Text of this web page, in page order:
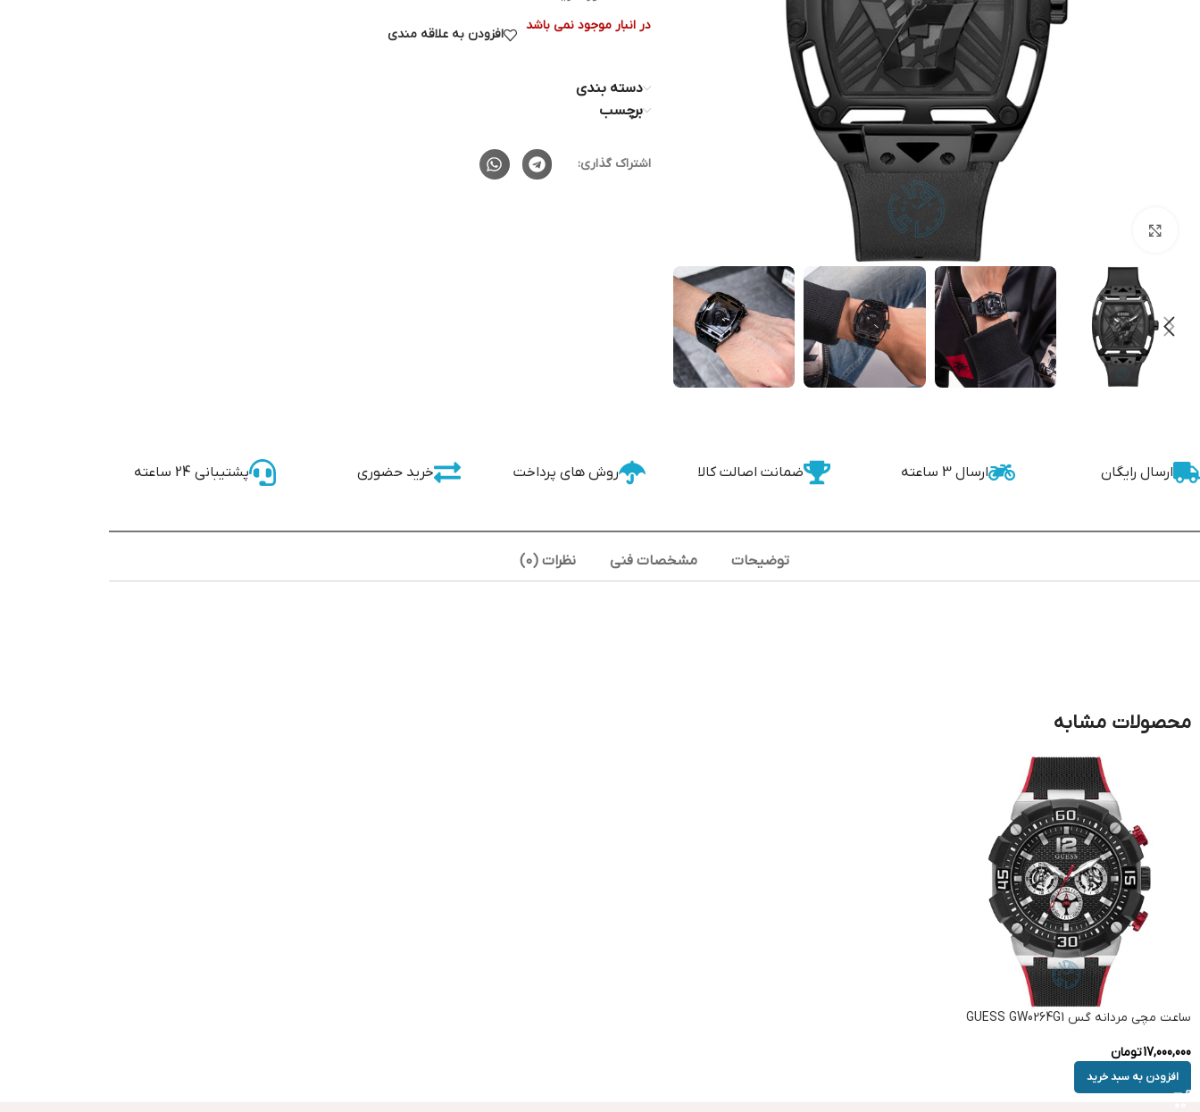
در انبار موجود نمی باشد
افزودن به علاقه مندی
دسته بندی
برچسب
اشتراک گذاری:
ارسال رایگان ارسال 3 ساعته ضمانت اصالت کالا روش های پرداخت خرید حضوری پشتیبانی 24 ساعته
توضیحات مشخصات فنی نظرات (0)
محصولات مشابه
ساعت مچی مردانه گس GUESS GW0264G1
17,000,000تومان
افزودن به سبد خرید